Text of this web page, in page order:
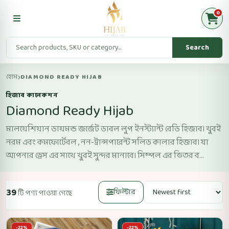
Search
0
হোম DIAMOND READY HIJAB
হিজাব কালেকশন
Diamond Ready Hijab
মালয়েশিয়ান ডায়মন্ড জর্জেট ডাবল লুপ ইনস্ট্যান্ট রেডি হিজাব। খুবই
নরম এবং কমফোর্টেবল , নন-ট্রান্সপারেন্ট সলিড কালার হিজাব। যা
আপনার ড্রেস এর সাথে খুবই সুন্দর মানাবে। সিম্পল এর ভিতর ব...
39টি পণ্য পাওয়া গেছে ফিল্টার